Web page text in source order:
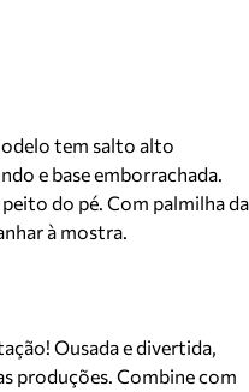
tem salto alto
e base emborrachada.
do pé. Com palmilha da
à mostra.
Ousada e divertida,
produções. Combine com